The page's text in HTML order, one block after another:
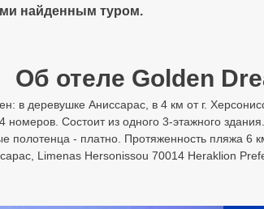
найденным туром.
Об отеле Golden
в деревушке Анисcарас, в 4 км от г.
номеров. Состоит из одного 3-этажного
полотенца - платно. Протяженность пляжа
Limenas Hersonissou 70014 Heraklion